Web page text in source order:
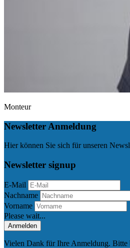
Monteur
Newsletter Anmeldung
Hier können Sie sich für unseren
Newsletter signup
E-Mail
Nachname
Vorname
Please wait...
Anmelden
Vielen Dank für Ihre Anmeldung. Bitte